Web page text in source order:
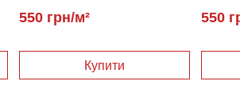
550 грн/м² 550